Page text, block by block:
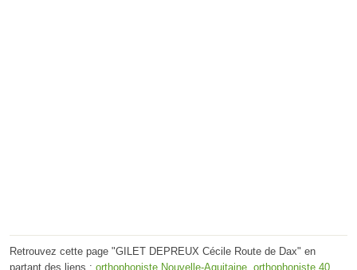
Retrouvez cette page "GILET DEPREUX Cécile Route de Dax" en
partant des liens : orthophoniste Nouvelle-Aquitaine orthophoniste 40